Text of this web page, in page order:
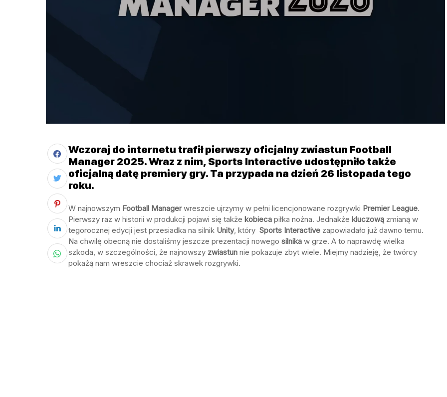
Wczoraj do internetu trafił pierwszy oficjalny zwiastun Football
Manager 2025. Wraz z nim, Sports Interactive udostępniło także
oficjalną datę premiery gry. Ta przypada na dzień 26 listopada tego
roku.
W najnowszym Football Managerwreszcie ujrzymy w pełni licencjonowane rozgrywki Premier League.
Pierwszy raz w historii w produkcji pojawi się także kobieca piłka nożna. Jednakże kluczową zmianą w
tegorocznej edycji jest przesiadka na silnik Unity, który Sports Interactive zapowiadało już dawno temu.
Na chwilę obecną nie dostaliśmy jeszcze prezentacji nowego silnika w grze. A to naprawdę wielka
szkoda, w szczególności, że najnowszy zwiastun nie pokazuje zbyt wiele. Miejmy nadzieję, że twórcy
pokażą nam wreszcie chociaż skrawek rozgrywki.